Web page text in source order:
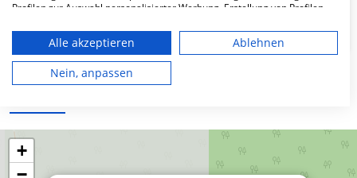
+
Profilen zur Auswahl personalisierter Werbung. Erstellung von Profilen
personalisierter Inhalte. Messung der Werbeleistung. Messung der
Performance von Inhalten. Analyse von Zielgruppen durch Statistiken
oder Kombinationen von Daten aus verschiedenen Quellen. Entwicklung
und Verbesserung der Angebote. Verwendung reduzierter Daten zur
Auswahl von Inhalten.
die USA gesendet werden.
Ihre Einwilligung und die cookie Richtlinie gelten ausschließlich für diese
Website/App.
Partnerliste anzeigen (1 IAB-Anbieter)
Alle akzeptieren
Ablehnen
Nein, anpassen